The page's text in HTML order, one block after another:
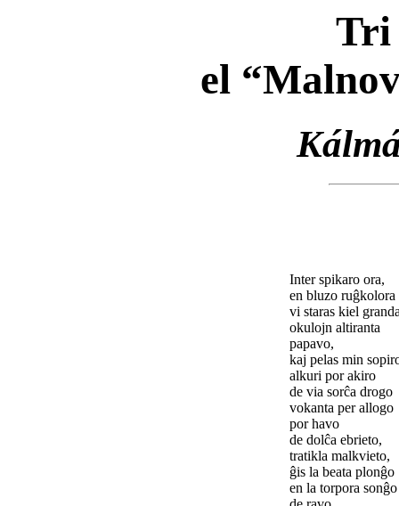
Tri
el
Inter spikaro ora,
en bluzo ruĝkolora
vi staras kiel
okulojn altiranta
papavo,
kaj pelas min
alkuri por akiro
de via sorĉa drogo
vokanta per allogo
por havo
de dolĉa ebrieto,
tratikla malkvieto,
ĝis la beata plonĝo
en la torpora sonĝo